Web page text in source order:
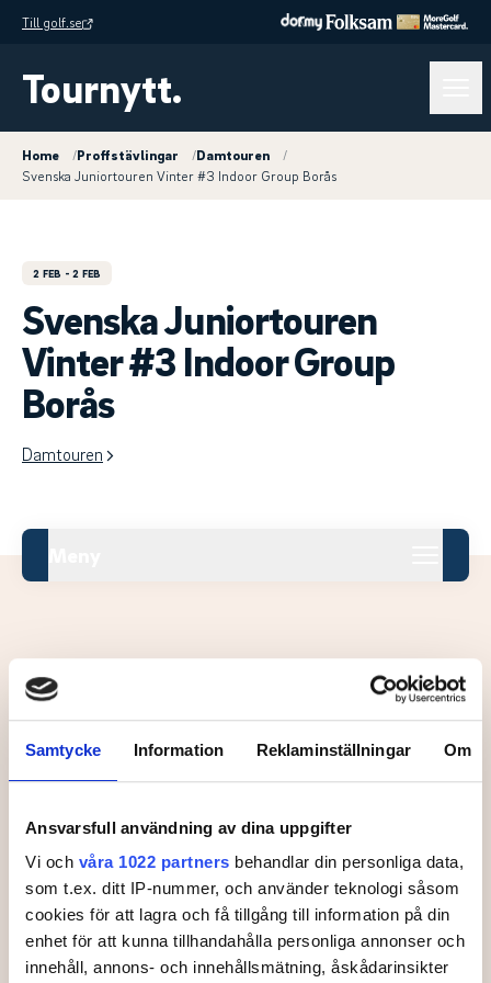
Samtycke Information Reklaminställningar Om
Ansvarsfull användning av dina uppgifter
Vi och våra 1022 partners behandlar din personliga data,
som t.ex. ditt IP-nummer, och använder teknologi såsom
cookies för att lagra och få tillgång till information på din
enhet för att kunna tillhandahålla personliga annonser och
innehåll, annons- och innehållsmätning, åskådarinsikter
Till golf.se
Tournytt.
Home /Proffstävlingar /Damtouren
/
Svenska Juniortouren Vinter #3 Indoor Group Borås
2 FEB - 2 FEB
Svenska Juniortouren
Vinter #3 Indoor Group
Borås
Damtouren
Leaderboard.
Inga resultat tillgängliga ännu.